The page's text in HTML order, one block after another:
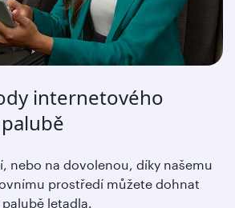
internetového
nebo na dovolenou, díky našemu
prostředí můžete dohnat
letadla.